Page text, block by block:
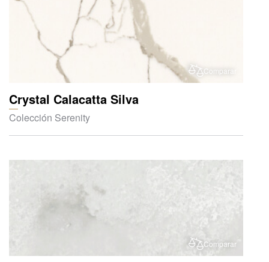
Comparar
Crystal Calacatta Silva
Colección Serenity
Comparar